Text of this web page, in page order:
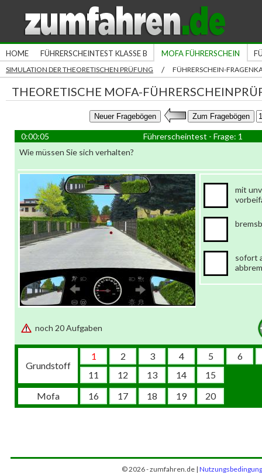
HOME FÜHRERSCHEINTEST KLASSE B MOFA FÜHRERSCHEIN
SIMULATION DER THEORETISCHEN PRÜFUNG / FÜHRERSCHEIN-
THEORETISCHE MOFA-
0:00:06
Führerscheintest - Frage: 1
Wie müssen Sie sich verhalten?
mit
sofort
noch 20 Aufgaben
Grundstoff
1 2 3 4 5
6
11
12 13 14
15
Mofa
16 17 18 19 20
© 2026 - zumfahren.de |